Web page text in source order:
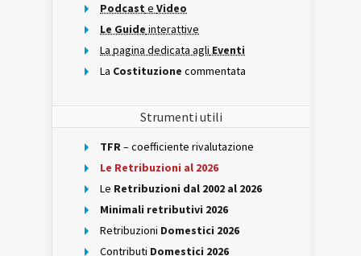
Podcast e Video
Le Guide interattive
La pagina dedicata agli Eventi
La Costituzione commentata
Strumenti utili
TFR– coefficiente rivalutazione
Le Retribuzioni al 2026
Le Retribuzioni dal 2002 al 2026
Minimali retributivi 2026
Retribuzioni Domestici 2026
Contributi Domestici 2026